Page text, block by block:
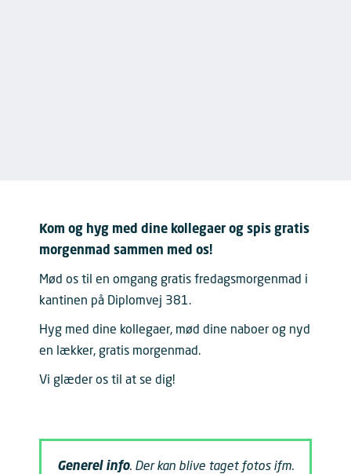
Kom og hyg med dine kollegaer og spis gratis
morgenmad sammen med os!
Mød os til en omgang gratis fredagsmorgenmad i
kantinen på Diplomvej 381.
Hyg med dine kollegaer, mød dine naboer og nyd
en lækker, gratis morgenmad.
Vi glæder os til at se dig!
Generel info. Der kan blive taget fotos ifm.